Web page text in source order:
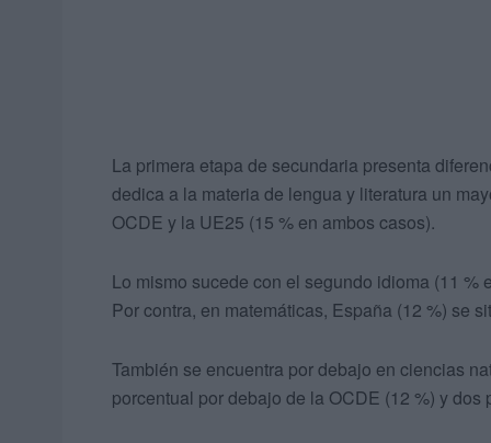
La primera etapa de secundaria presenta
dedica a la materia de lengua y literatura un
OCDE y la UE25 (15 % en ambos casos).
Lo mismo sucede con el segundo idioma (11
Por contra, en matemáticas, España (12 %) se
También se encuentra por debajo en ciencias
porcentual por debajo de la OCDE (12 %) y